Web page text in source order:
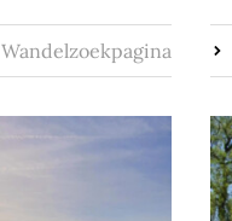
Wandelzoekpagina